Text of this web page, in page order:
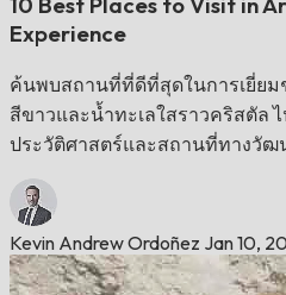
Experience
ค้นพบสถานที่ที่ดีที่สุดในการเยี่ย
สีขาวและน้ำทะเลใสราวคริสตัล
ประวัติศาสตร์และสถานที่ทางวัฒ
Kevin Andrew Ordoñez Jan 10,